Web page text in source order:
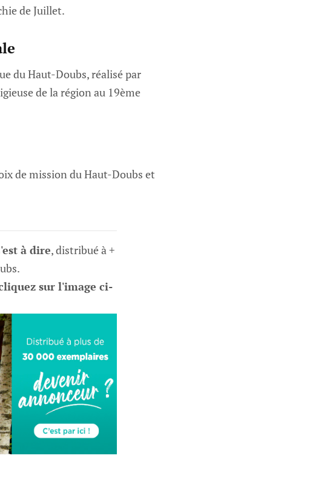
de Juillet.
du Haut-Doubs, réalisé par
de la région au 19ème
de mission du Haut-Doubs et
à dire, distribué à +
sur l'image ci-